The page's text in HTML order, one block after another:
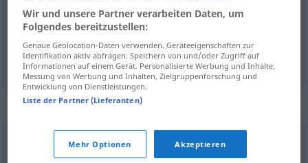
область,сфера Gebiet
Beispielsätze für "Gebiet"
besetztes Gebiet
Wir und unsere Partner verarbeiten Daten, um
Folgendes bereitzustellen:
Genaue Geolocation-Daten verwenden. Geräteeigenschaften zur
Identifikation aktiv abfragen. Speichern von und/oder Zugriff auf
Informationen auf einem Gerät. Personalisierte Werbung und Inhalte,
Messung von Werbung und Inhalten, Zielgruppenforschung und
Entwicklung von Dienstleistungen.
Liste der Partner (Lieferanten)
Mehr Optionen Akzeptieren